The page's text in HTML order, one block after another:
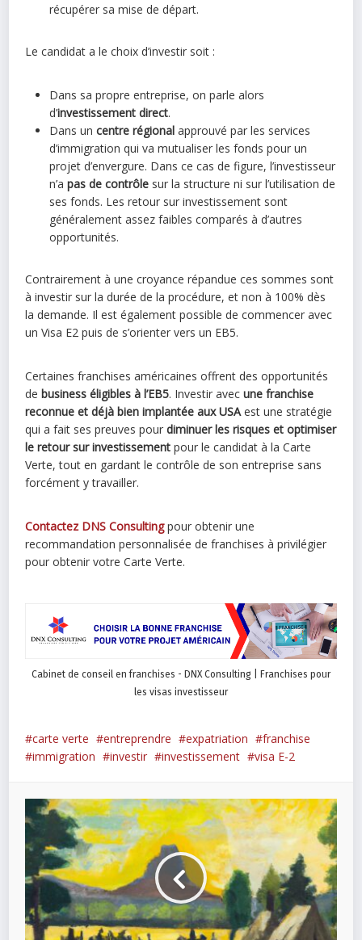
récupérer sa mise de départ.
Le candidat a le choix d’investir soit :
Dans sa propre entreprise, on parle alors
d’investissement direct.
Dans uncentre régional approuvé par les services
d’immigration qui va mutualiser les fonds pour un
projet d’envergure. Dans ce cas de figure, l’investisseur
n’apas de contrôle sur la structure ni sur l’utilisation de
ses fonds. Les retour sur investissement sont
généralement assez faibles comparés à d’autres
opportunités.
Contrairement à une croyance répandue ces sommes sont
à investir sur la durée de la procédure, et non à 100% dès
la demande. Il est également possible de commencer avec
un Visa E2 puis de s’orienter vers un EB5.
Certaines franchises américaines offrent des opportunités
debusiness éligibles à l’EB5. Investir avecune franchise
reconnue et déjà bien implantée aux USAest une stratégie
qui a fait ses preuves pourdiminuer les risques et optimiser
le retour sur investissement pour le candidat à la Carte
Verte, tout en gardant le contrôle de son entreprise sans
forcément y travailler.
Contactez DNS Consultingpour obtenir une
recommandation personnalisée de franchises à privilégier
pour obtenir votre Carte Verte.
Cabinet de conseil en franchises - DNX Consulting | Franchises pour
les visas investisseur
carte verte entreprendre expatriation
franchise
immigration
investir investissement visa E-2